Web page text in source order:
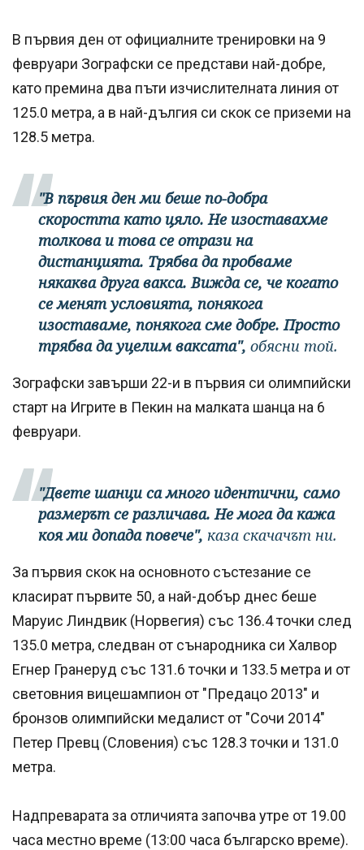
В първия ден от официалните тренировки на 9
февруари Зографски се представи най-добре,
като премина два пъти изчислителната линия от
125.0 метра, а в най-дългия си скок се приземи на
128.5 метра.
"В първия ден ми беше по-добра
скоростта като цяло. Не изоставахме
толкова и това се отрази на
дистанцията. Трябва да пробваме
някаква друга вакса. Вижда се, че когато
се менят условията, понякога
изоставаме, понякога сме добре. Просто
трябва да уцелим ваксата", обясни той.
Зографски завърши 22-и в първия си олимпийски
старт на Игрите в Пекин на малката шанца на 6
февруари.
"Двете шанци са много идентични, само
размерът се различава. Не мога да кажа
коя ми допада повече", каза скачачът ни.
За първия скок на основното състезание се
класират първите 50, а най-добър днес беше
Маруис Линдвик (Норвегия) със 136.4 точки след
135.0 метра, следван от сънародника си Халвор
Егнер Гранеруд със 131.6 точки и 133.5 метра и от
световния вицешампион от "Предацо 2013" и
бронзов олимпийски медалист от "Сочи 2014"
Петер Превц (Словения) със 128.3 точки и 131.0
метра.
Надпреварата за отличията започва утре от 19.00
часа местно време (13:00 часа българско време).